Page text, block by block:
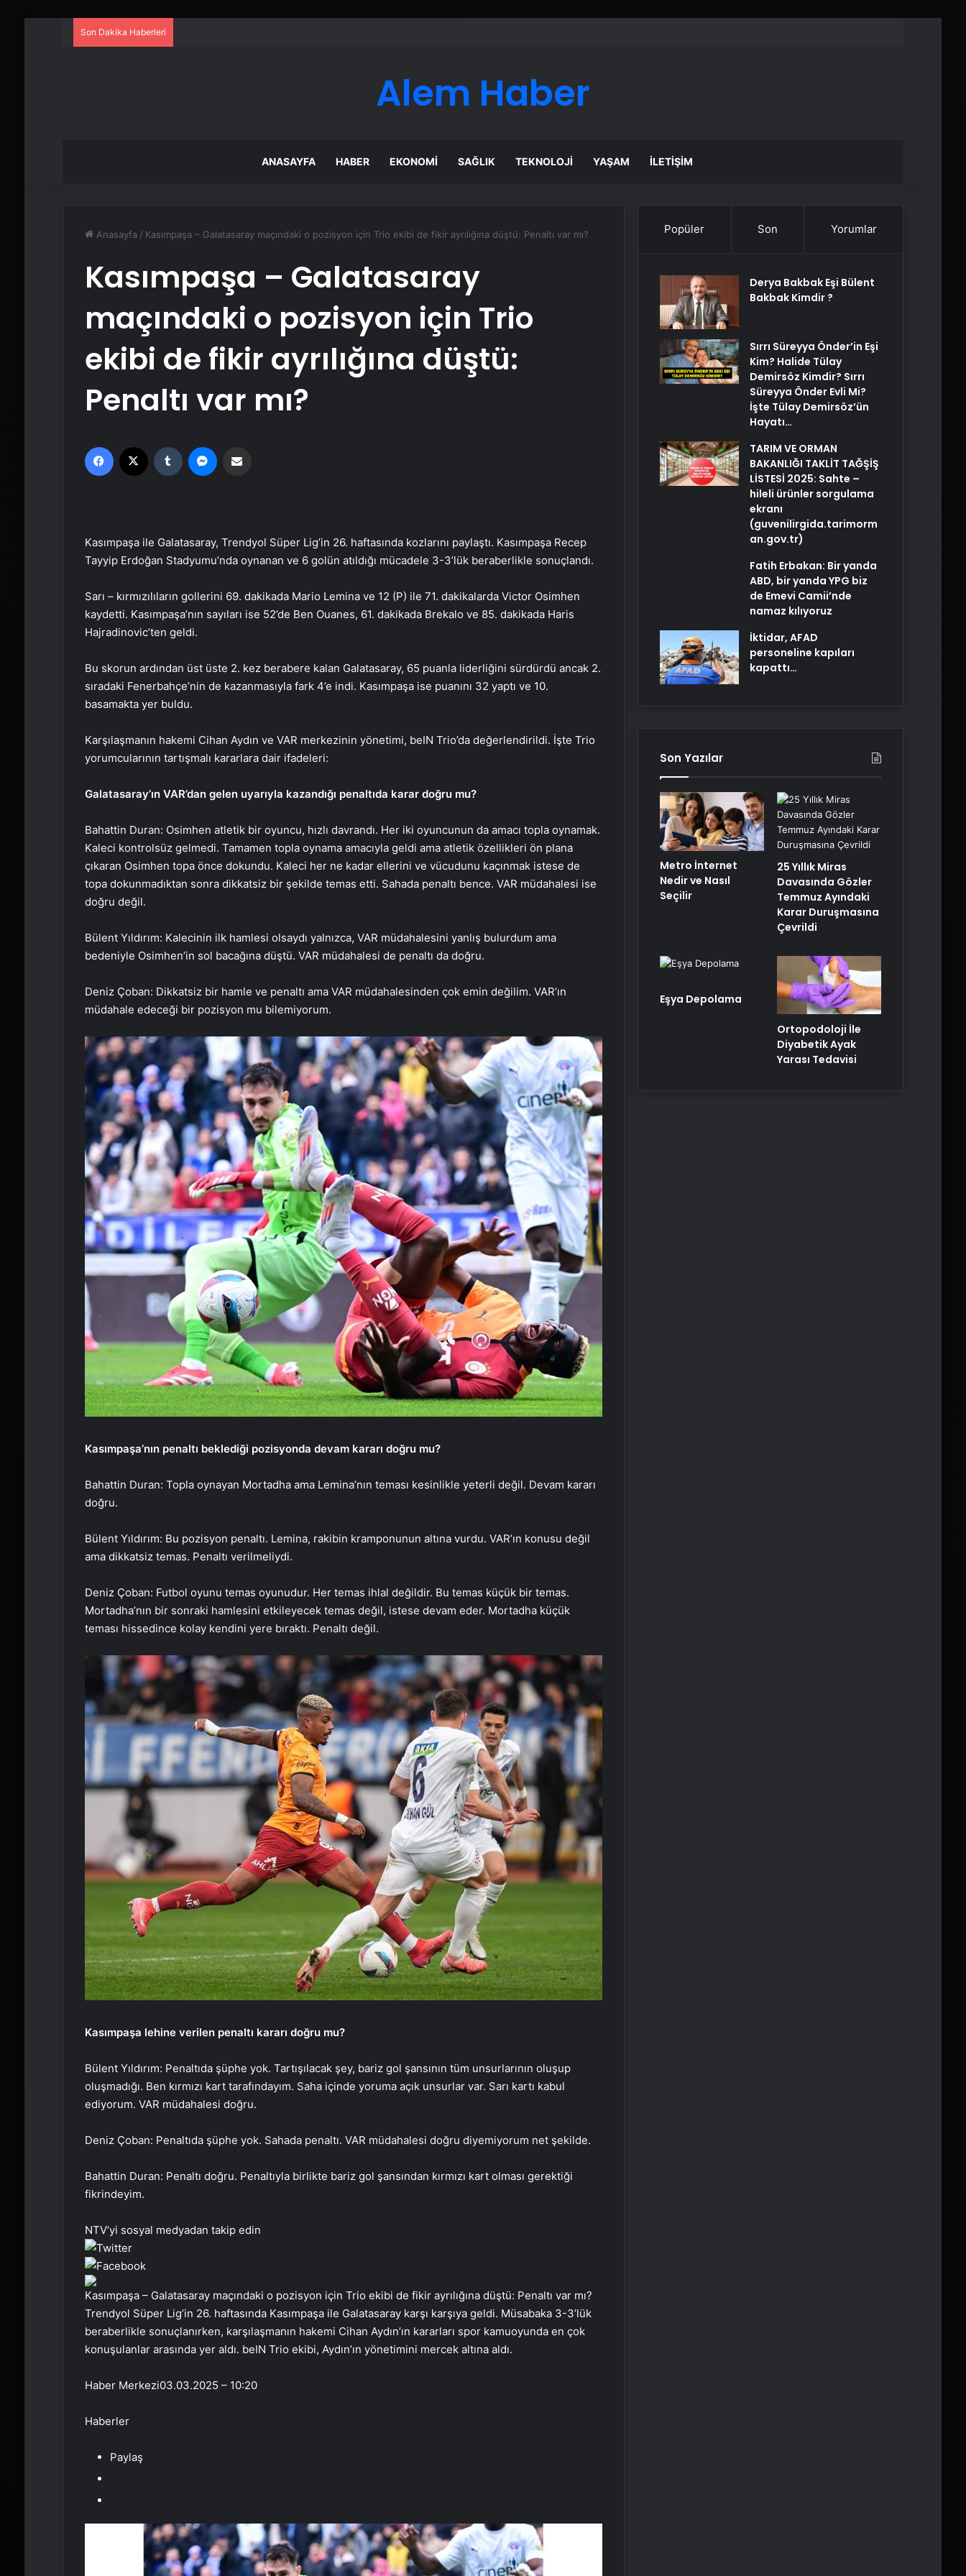
Son Dakika Haberleri
Alem Haber
ANASAYFA HABER EKONOMI SAĞLIK TEKNOLOJI YAŞAM İLETIŞIM
Anasayfa / Kasımpaşa – Galatasaray maçındaki o pozisyon için Trio ekibi de fikir ayrılığına düştü: Penaltı var mı?
Kasımpaşa – Galatasaray
maçındaki o pozisyon için Trio
ekibi de fikir ayrılığına düştü:
Penaltı var mı?
Facebook Tumblr
Kasımpaşa ile Galatasaray, Trendyol Süper Lig’in 26. haftasında kozlarını paylaştı. Kasımpaşa Recep
Tayyip Erdoğan Stadyumu’nda oynanan ve 6 golün atıldığı mücadele 3-3’lük beraberlikle sonuçlandı.
Sarı – kırmızılıların gollerini 69. dakikada Mario Lemina ve 12 (P) ile 71. dakikalarda Victor Osimhen
kaydetti. Kasımpaşa’nın sayıları ise 52’de Ben Ouanes, 61. dakikada Brekalo ve 85. dakikada Haris
Hajradinovic’ten geldi.
Bu skorun ardından üst üste 2. kez berabere kalan Galatasaray, 65 puanla liderliğini sürdürdü ancak 2.
sıradaki Fenerbahçe’nin de kazanmasıyla fark 4’e indi. Kasımpaşa ise puanını 32 yaptı ve 10.
basamakta yer buldu.
Karşılaşmanın hakemi Cihan Aydın ve VAR merkezinin yönetimi, beIN Trio’da değerlendirildi. İşte Trio
yorumcularının tartışmalı kararlara dair ifadeleri:
Galatasaray’ın VAR’dan gelen uyarıyla kazandığı penaltıda karar doğru mu?
Bahattin Duran: Osimhen atletik bir oyuncu, hızlı davrandı. Her iki oyuncunun da amacı topla oynamak.
Kaleci kontrolsüz gelmedi. Tamamen topla oynama amacıyla geldi ama atletik özellikleri ön plana
çıkaran Osimhen topa önce dokundu. Kaleci her ne kadar ellerini ve vücudunu kaçınmak istese de
topa dokunmadıktan sonra dikkatsiz bir şekilde temas etti. Sahada penaltı bence. VAR müdahalesi ise
doğru değil.
Bülent Yıldırım: Kalecinin ilk hamlesi olsaydı yalnızca, VAR müdahalesini yanlış bulurdum ama
bedeniyle Osimhen’in sol bacağına düştü. VAR müdahalesi de penaltı da doğru.
Deniz Çoban: Dikkatsiz bir hamle ve penaltı ama VAR müdahalesinden çok emin değilim. VAR’ın
müdahale edeceği bir pozisyon mu bilemiyorum.
Kasımpaşa’nın penaltı beklediği pozisyonda devam kararı doğru mu?
Bahattin Duran: Topla oynayan Mortadha ama Lemina’nın teması kesinlikle yeterli değil. Devam kararı
doğru.
Bülent Yıldırım: Bu pozisyon penaltı. Lemina, rakibin kramponunun altına vurdu. VAR’ın konusu değil
ama dikkatsiz temas. Penaltı verilmeliydi.
Deniz Çoban: Futbol oyunu temas oyunudur. Her temas ihlal değildir. Bu temas küçük bir temas.
Mortadha’nın bir sonraki hamlesini etkileyecek temas değil, istese devam eder. Mortadha küçük
teması hissedince kolay kendini yere bıraktı. Penaltı değil.
Kasımpaşa lehine verilen penaltı kararı doğru mu?
Bülent Yıldırım: Penaltıda şüphe yok. Tartışılacak şey, bariz gol şansının tüm unsurlarının oluşup
oluşmadığı. Ben kırmızı kart tarafındayım. Saha içinde yoruma açık unsurlar var. Sarı kartı kabul
ediyorum. VAR müdahalesi doğru.
Deniz Çoban: Penaltıda şüphe yok. Sahada penaltı. VAR müdahalesi doğru diyemiyorum net şekilde.
Bahattin Duran: Penaltı doğru. Penaltıyla birlikte bariz gol şansından kırmızı kart olması gerektiği
fikrindeyim.
NTV’yi sosyal medyadan takip edin
Kasımpaşa – Galatasaray maçındaki o pozisyon için Trio ekibi de fikir ayrılığına düştü: Penaltı var mı?
Trendyol Süper Lig’in 26. haftasında Kasımpaşa ile Galatasaray karşı karşıya geldi. Müsabaka 3-3’lük
beraberlikle sonuçlanırken, karşılaşmanın hakemi Cihan Aydın’ın kararları spor kamuoyunda en çok
konuşulanlar arasında yer aldı. beIN Trio ekibi, Aydın’ın yönetimini mercek altına aldı.
Haber Merkezi03.03.2025 – 10:20
Haberler
Paylaş
Popüler Son Yorumlar
Derya Bakbak Eşi Bülent
Bakbak Kimdir ?
Sırrı Süreyya Önder’in Eşi
Kim? Halide Tülay
Demirsöz Kimdir? Sırrı
Süreyya Önder Evli Mi?
İşte Tülay Demirsöz’ün
Hayatı…
TARIM VE ORMAN
BAKANLIĞI TAKLİT TAĞŞİŞ
LİSTESİ 2025: Sahte –
hileli ürünler sorgulama
ekranı
(guvenilirgida.tarimorm
an.gov.tr)
Fatih Erbakan: Bir yanda
ABD, bir yanda YPG biz
de Emevi Camii’nde
namaz kılıyoruz
İktidar, AFAD
personeline kapıları
kapattı…
Son Yazılar
Metro İnternet
Nedir ve Nasıl
Seçilir
25 Yıllık Miras
Davasında Gözler
Temmuz Ayındaki
Karar Duruşmasına
Çevrildi
Eşya Depolama
Ortopodoloji İle
Diyabetik Ayak
Yarası Tedavisi